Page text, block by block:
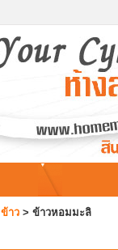
ข้าว > ข้าวหอมมะลิ